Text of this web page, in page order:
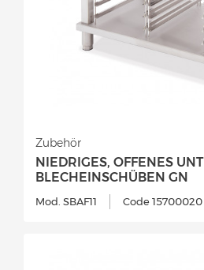
NIEDRIGES, OFFENES
BLECHEINSCHÜBEN GN
Zubehör
Mod. SBAF11 Code 15700020